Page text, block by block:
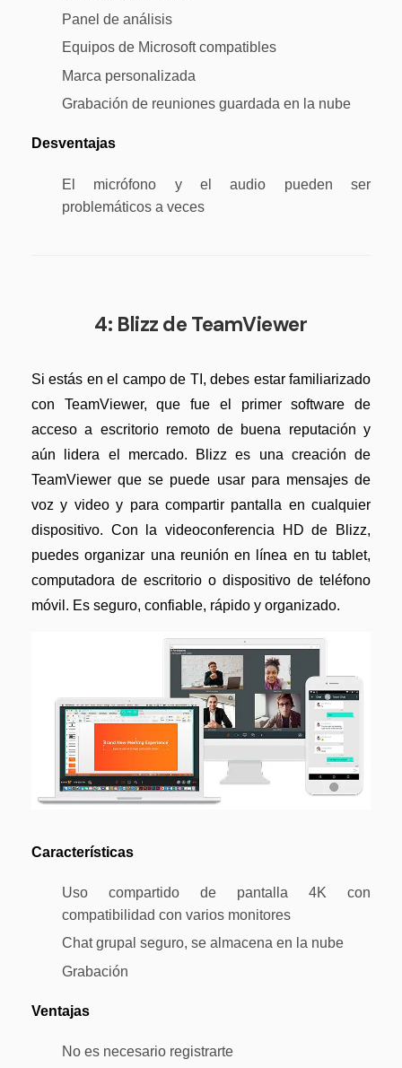
Panel de análisis
Equipos de Microsoft compatibles
Marca personalizada
Grabación de reuniones guardada en la nube
Desventajas
El micrófono y el audio pueden ser
problemáticos a veces
4: Blizz de TeamViewer
Si estás en el campo de TI, debes estar familiarizado
con TeamViewer, que fue el primer software de
acceso a escritorio remoto de buena reputación y
aún lidera el mercado. Blizz es una creación de
TeamViewer que se puede usar para mensajes de
voz y video y para compartir pantalla en cualquier
dispositivo. Con la videoconferencia HD de Blizz,
puedes organizar una reunión en línea en tu tablet,
computadora de escritorio o dispositivo de teléfono
móvil. Es seguro, confiable, rápido y organizado.
Características
Uso compartido de pantalla 4K con
compatibilidad con varios monitores
Chat grupal seguro, se almacena en la nube
Grabación
Ventajas
No es necesario registrarte